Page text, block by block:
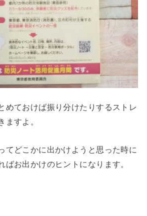
めておけば振り分けたりするストレ
ますよ。
てどこかに出かけようと思った時に
ばお出かけのヒントになります。